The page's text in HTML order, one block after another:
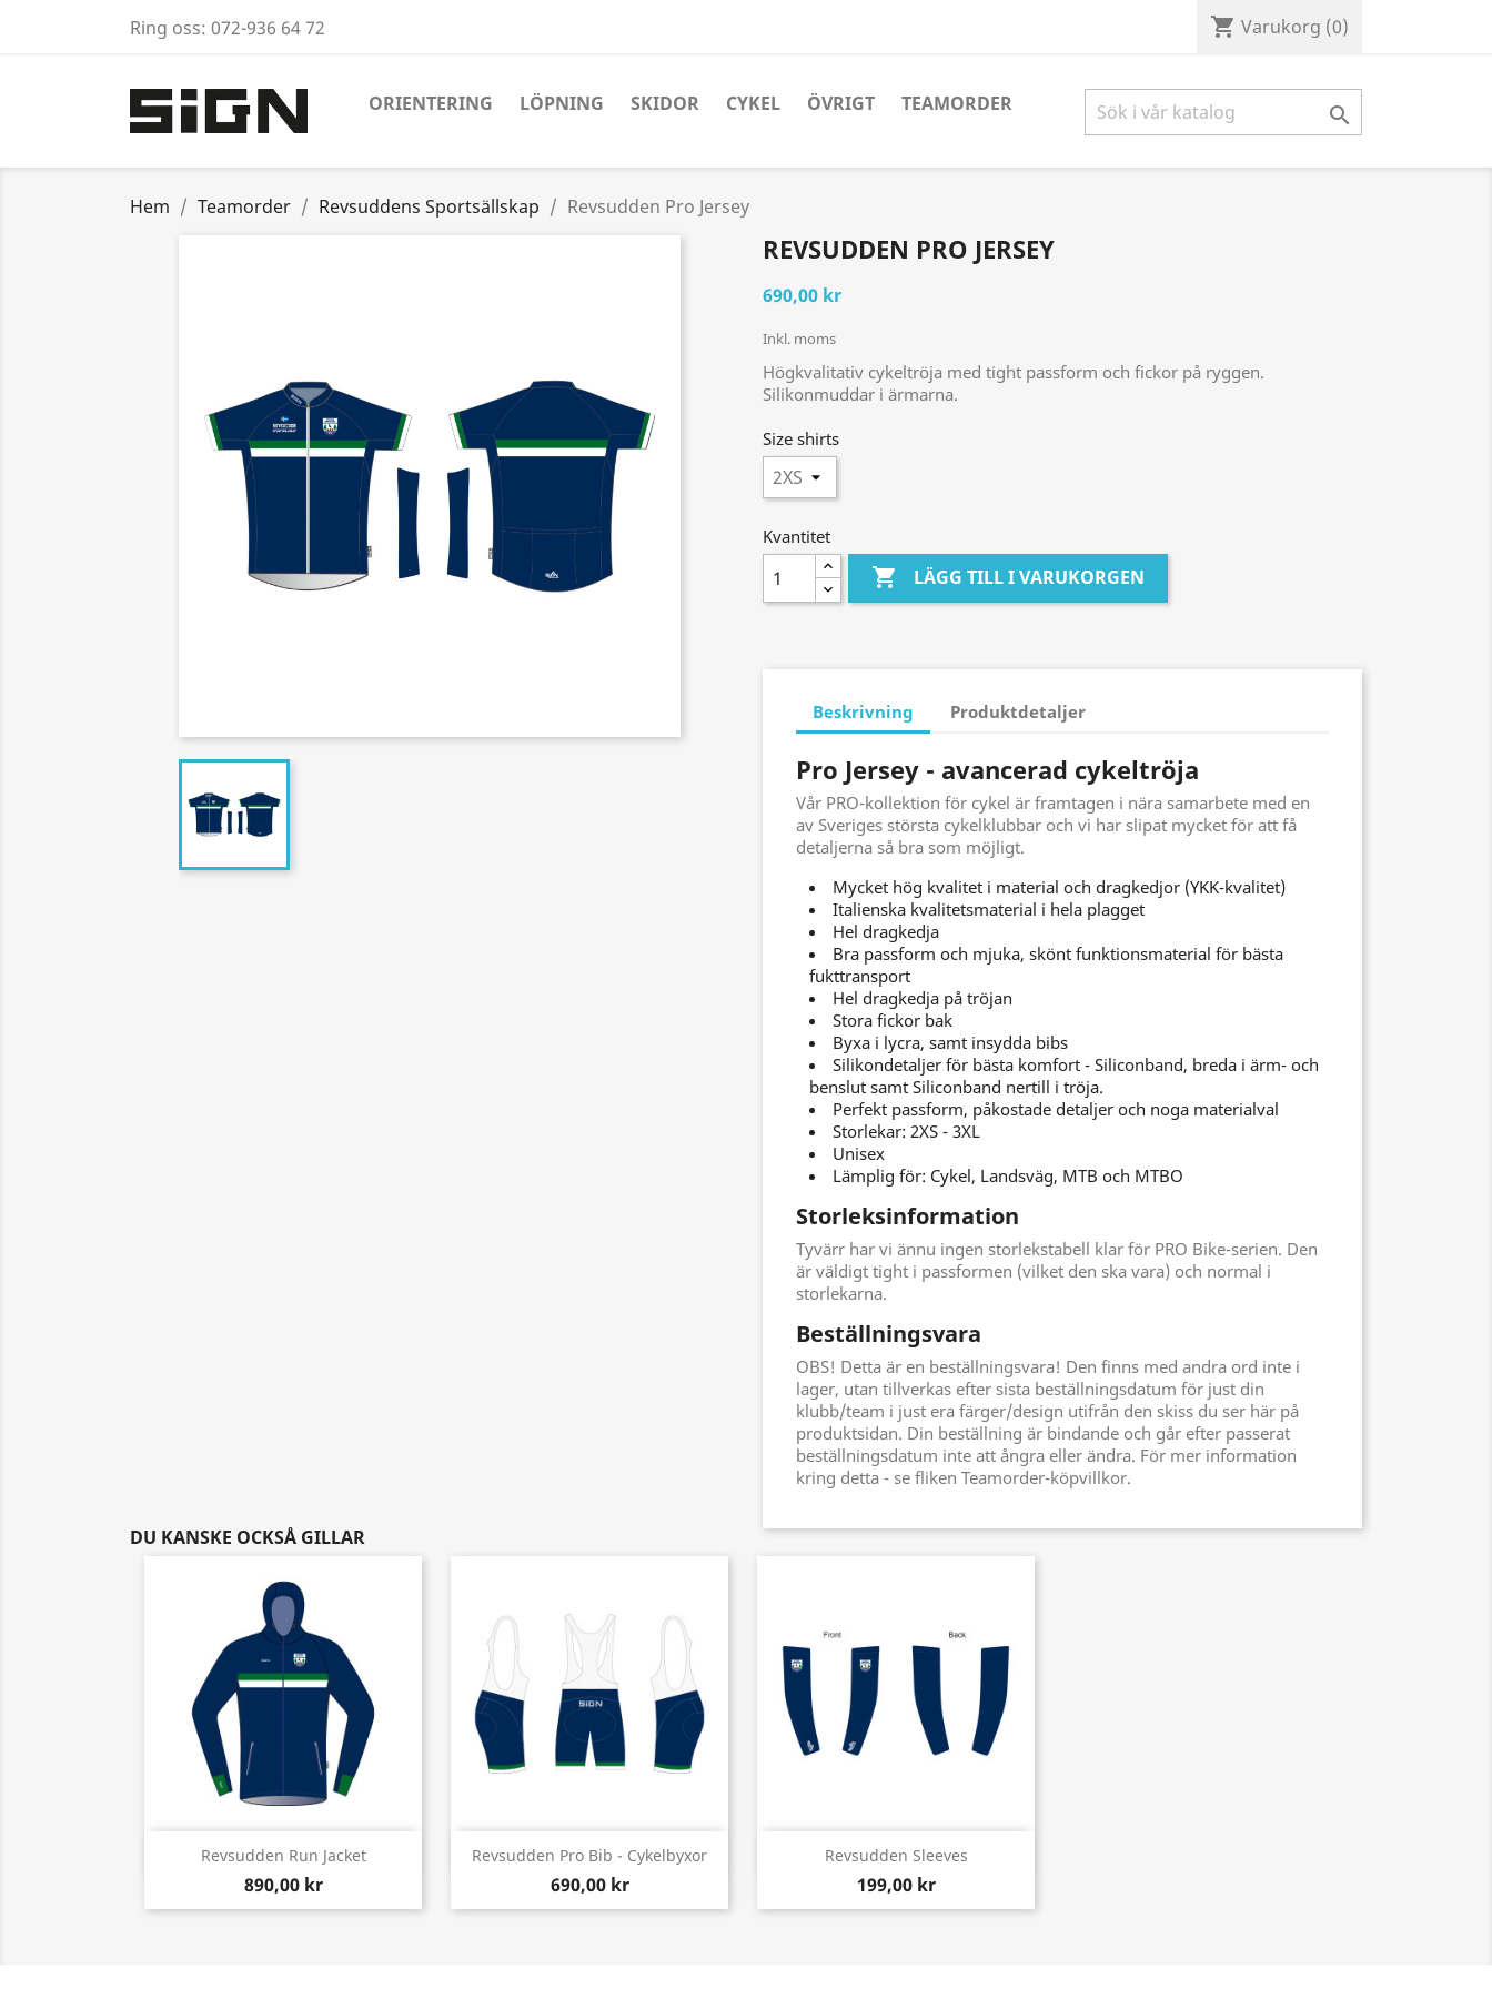
Ring oss: 072-936 64 72 shopping_cart Varukorg (0)
ORIENTERING LÖPNING SKIDOR CYKEL ÖVRIGT TEAMORDER 
Hem Teamorder Revsuddens Sportsällskap Revsudden Pro Jersey
REVSUDDEN PRO JERSEY
690,00 kr
Inkl. moms
Högkvalitativ cykeltröja med tight passform och fickor på ryggen.
Silikonmuddar i ärmarna.
Size shirts
Kvantitet
 LÄGG TILL I VARUKORGEN
Beskrivning Produktdetaljer
Pro Jersey - avancerad cykeltröja
Vår PRO-kollektion för cykel är framtagen i nära samarbete med en
av Sveriges största cykelklubbar och vi har slipat mycket för att få
detaljerna så bra som möjligt.
Mycket hög kvalitet i material och dragkedjor (YKK-kvalitet)
Italienska kvalitetsmaterial i hela plagget
Hel dragkedja
Bra passform och mjuka, skönt funktionsmaterial för bästa
fukttransport
Hel dragkedja på tröjan
Stora fickor bak
Byxa i lycra, samt insydda bibs
Silikondetaljer för bästa komfort - Siliconband, breda i ärm- och
benslut samt Siliconband nertill i tröja.
Perfekt passform, påkostade detaljer och noga materialval
Storlekar: 2XS - 3XL
Unisex
Lämplig för: Cykel, Landsväg, MTB och MTBO
Storleksinformation
Tyvärr har vi ännu ingen storlekstabell klar för PRO Bike-serien. Den
är väldigt tight i passformen (vilket den ska vara) och normal i
storlekarna.
Beställningsvara
OBS! Detta är en beställningsvara! Den finns med andra ord inte i
lager, utan tillverkas efter sista beställningsdatum för just din
klubb/team i just era färger/design utifrån den skiss du ser här på
produktsidan. Din beställning är bindande och går efter passerat
beställningsdatum inte att ångra eller ändra. För mer information
kring detta - se fliken Teamorder-köpvillkor.
DU KANSKE OCKSÅ GILLAR
Revsudden Run Jacket
890,00 kr
Snabbvy Revsudden Pro Bib - Cykelbyxor
690,00 kr
Snabbvy Revsudden Sleeves
199,00 kr
Snabbvy